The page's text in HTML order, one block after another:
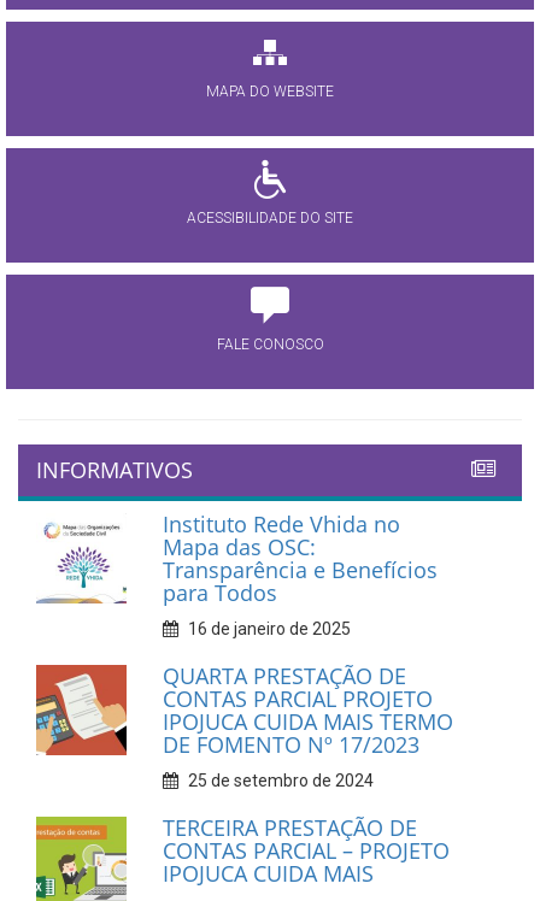
MAPA DO WEBSITE
ACESSIBILIDADE DO SITE
FALE CONOSCO
INFORMATIVOS
Instituto Rede Vhida no
Mapa das OSC:
Transparência e Benefícios
para Todos
16 de janeiro de 2025
QUARTA PRESTAÇÃO DE
CONTAS PARCIAL PROJETO
IPOJUCA CUIDA MAIS TERMO
DE FOMENTO Nº 17/2023
25 de setembro de 2024
TERCEIRA PRESTAÇÃO DE
CONTAS PARCIAL – PROJETO
IPOJUCA CUIDA MAIS